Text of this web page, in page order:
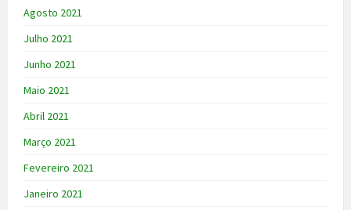
Agosto 2021
Julho 2021
Junho 2021
Maio 2021
Abril 2021
Março 2021
Fevereiro 2021
Janeiro 2021